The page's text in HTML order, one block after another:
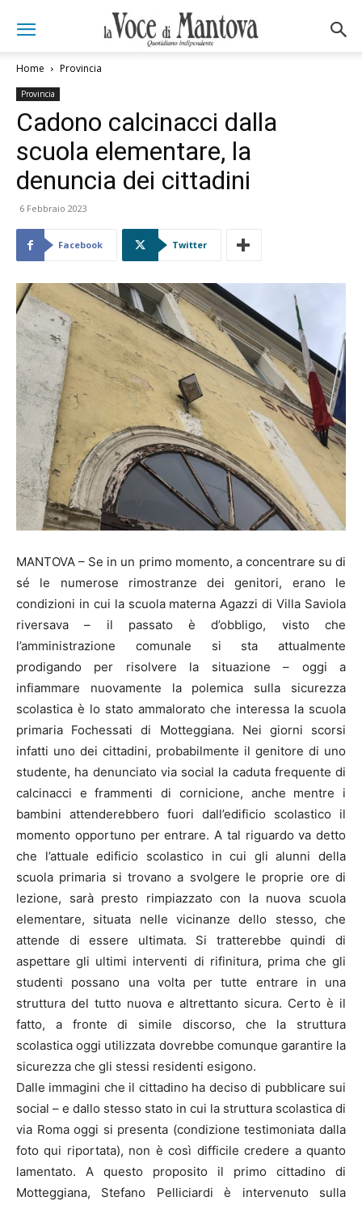
Home Provincia
Provincia
Cadono calcinacci dalla
scuola elementare, la
denuncia dei cittadini
6 Febbraio 2023
Facebook Twitter
MANTOVA – Se in un primo momento, a concentrare su di
sé le numerose rimostranze dei genitori, erano le
condizioni in cui la scuola materna Agazzi di Villa Saviola
riversava – il passato è d’obbligo, visto che
l’amministrazione comunale si sta attualmente
prodigando per risolvere la situazione – oggi a
infiammare nuovamente la polemica sulla sicurezza
scolastica è lo stato ammalorato che interessa la scuola
primaria Fochessati di Motteggiana. Nei giorni scorsi
infatti uno dei cittadini, probabilmente il genitore di uno
studente, ha denunciato via social la caduta frequente di
calcinacci e frammenti di cornicione, anche mentre i
bambini attenderebbero fuori dall’edificio scolastico il
momento opportuno per entrare. A tal riguardo va detto
che l’attuale edificio scolastico in cui gli alunni della
scuola primaria si trovano a svolgere le proprie ore di
lezione, sarà presto rimpiazzato con la nuova scuola
elementare, situata nelle vicinanze dello stesso, che
attende di essere ultimata. Si tratterebbe quindi di
aspettare gli ultimi interventi di rifinitura, prima che gli
studenti possano una volta per tutte entrare in una
struttura del tutto nuova e altrettanto sicura. Certo è il
fatto, a fronte di simile discorso, che la struttura
scolastica oggi utilizzata dovrebbe comunque garantire la
sicurezza che gli stessi residenti esigono.
Dalle immagini che il cittadino ha deciso di pubblicare sui
social – e dallo stesso stato in cui la struttura scolastica di
via Roma oggi si presenta (condizione testimoniata dalla
foto qui riportata), non è così difficile credere a quanto
lamentato. A questo proposito il primo cittadino di
Motteggiana, Stefano Pelliciardi è intervenuto sulla